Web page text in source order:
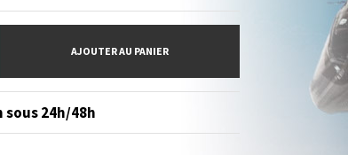
AJOUTER AU PANIER
24h/48h